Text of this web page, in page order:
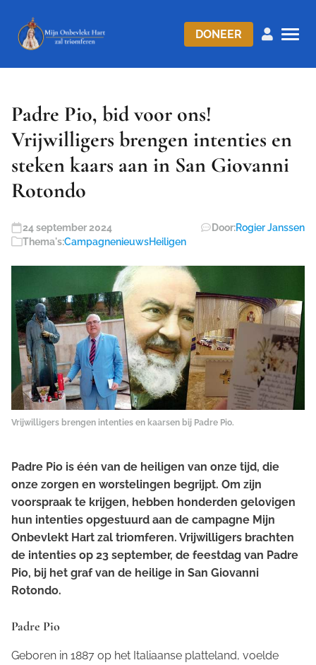
DONEER
Padre Pio, bid voor ons!
Vrijwilligers brengen intenties en
steken kaars aan in San Giovanni
Rotondo
24 september 2024 Door:Rogier Janssen
Thema's:CampagnenieuwsHeiligen
Vrijwilligers brengen intenties en kaarsen bij Padre Pio.
Padre Pio is één van de heiligen van onze tijd, die
onze zorgen en worstelingen begrijpt. Om zijn
voorspraak te krijgen, hebben honderden gelovigen
hun intenties opgestuurd aan de campagne Mijn
Onbevlekt Hart zal triomferen. Vrijwilligers brachten
de intenties op 23 september, de feestdag van Padre
Pio, bij het graf van de heilige in San Giovanni
Rotondo.
Padre Pio
Geboren in 1887 op het Italiaanse platteland, voelde